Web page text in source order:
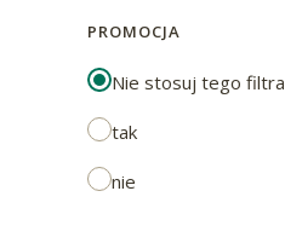
PROMOCJA
Nie stosuj tego filtra
tak
nie